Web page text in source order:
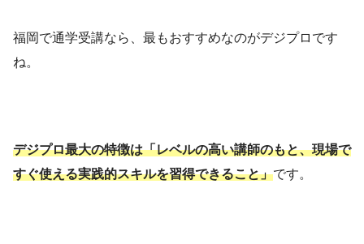
福岡で通学受講なら、最もおすすめなのがデジプロです
ね。
デジプロ最大の特徴は「レベルの高い講師のもと、現場で
すぐ使える実践的スキルを習得できること」です。